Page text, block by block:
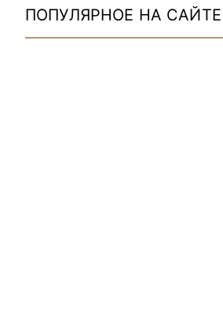
ПОПУЛЯРНОЕ НА САЙТЕ